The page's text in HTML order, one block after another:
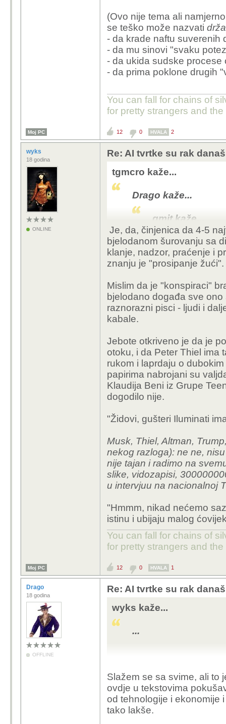
(Ovo nije tema ali
se teško može nazvati
- da krade naftu suverenih
- da mu sinovi "svaku
- da ukida sudske procese
- da prima poklone drugih
You can fall for chains of
for pretty strangers and
Moj PC 12 0 HVALA 2
wyks
18 godina
ONLINE
Re: AI tvrtke su rak
tgmcro kaže...
Drago kaže...
gmit kaže...
Samo bih
Fableu, sve
igracku...
genijalna
ako ne
modele na
Dakle - AI da, AI
drugih
Anthropic - oni su
Ipak se čini da je
razini. Moguće je
Je, da, činjenica da 4-5
bjelodanom šurovanju sa
klanje, nadzor, praćenje i
znanju je "prosipanje žući".
Mislim da je "konspiraci"
bjelodano događa sve
raznorazni pisci - ljudi i
kabale.
Jebote otkriveno je da je
otoku, i da Peter Thiel ima
rukom i laprdaju o
papirima nabrojani su
Klaudija Beni iz Grupe
dogodilo nije.
"Židovi, gušteri Iluminati
Musk, Thiel, Altman,
nekog razloga): ne ne,
nije tajan i radimo na
slike, vidozapisi,
u intervjuu na nacionalnoj
"Hmmm, nikad nećemo
istinu i ubijaju malog
You can fall for chains of
for pretty strangers and
Moj PC 12 0 HVALA 1
Drago
18 godina
OFFLINE
Re: AI tvrtke su rak
wyks kaže...
...
mislim da se teško
predsjednik javno
- da krade naftu
- da mu sinovi "svaku
Slažem se sa svime, ali to
ovdje u tekstovima
od tehnologije i ekonomije
tako lakše.